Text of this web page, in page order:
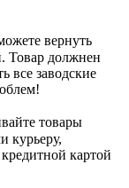
вернуть
Товар должнен
все заводские
товары
курьеру,
картой